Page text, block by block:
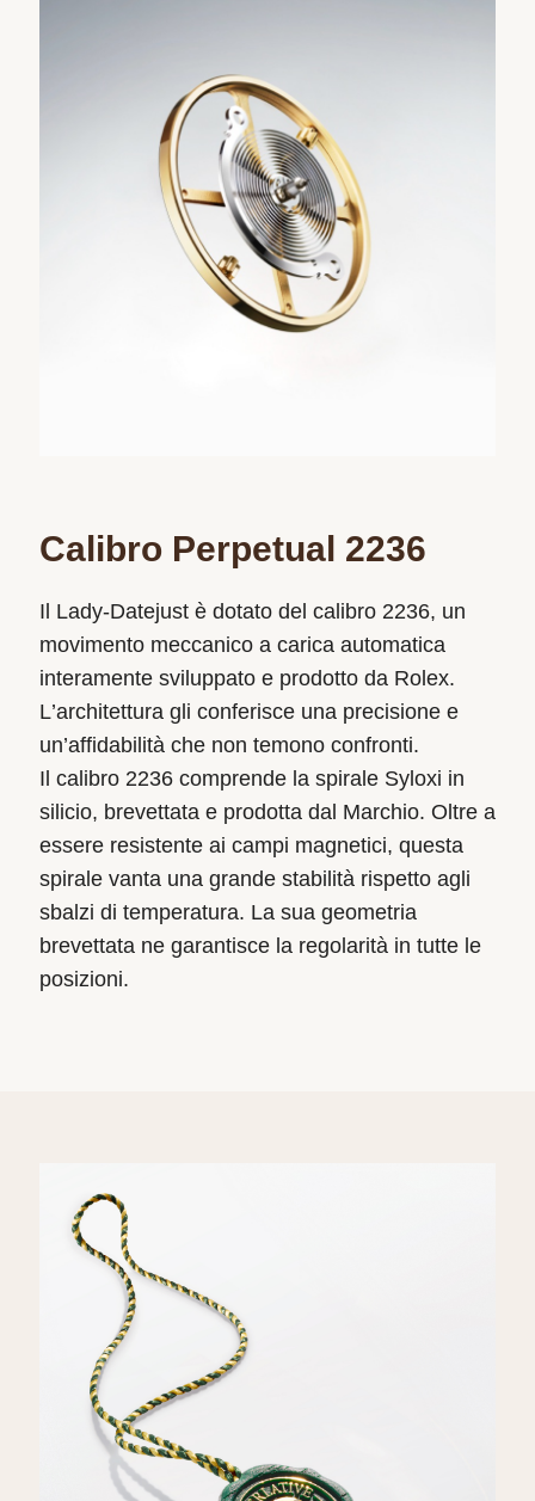
Calibro Perpetual 2236
Il Lady‑Datejust è dotato del calibro 2236, un
movimento meccanico a carica automatica
interamente sviluppato e prodotto da Rolex.
L’architettura gli conferisce una precisione e
un’affidabilità che non temono confronti.
Il calibro 2236 comprende la spirale Syloxi in
silicio, brevettata e prodotta dal Marchio. Oltre a
essere resistente ai campi magnetici, questa
spirale vanta una grande stabilità rispetto agli
sbalzi di temperatura. La sua geometria
brevettata ne garantisce la regolarità in tutte le
posizioni.